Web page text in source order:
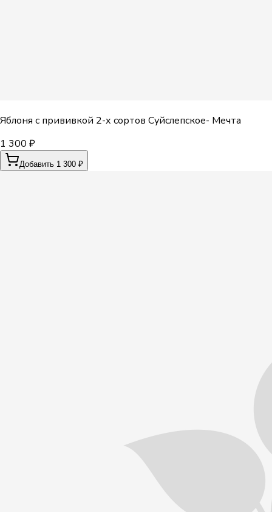
Яблоня с прививкой 2-х сортов Суйслепское- Мечта
1 300 ₽
Добавить 1 300 ₽